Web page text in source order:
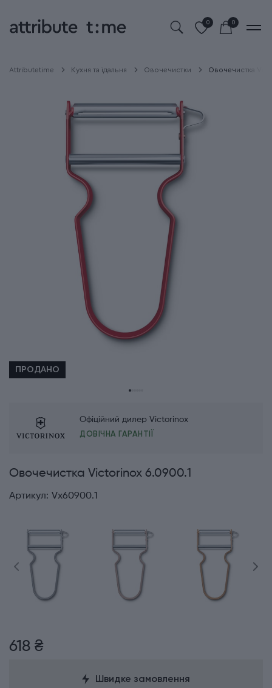
0 0
Attributetime Кухня та їдальня Овочечистки Овочечистка
ПРОДАНО
Офіційний дилер Victorinox
ДОВІЧНА ГАРАНТІЇ
Овочечистка Victorinox 6.0900.1
Артикул: Vx60900.1
618 ₴
Швидке замовлення